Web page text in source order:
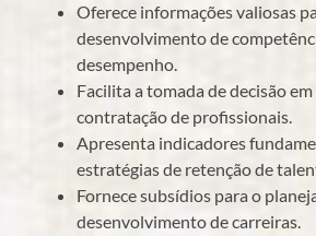
Oferece informações valiosas
desenvolvimento de
desempenho.
Facilita a tomada de decisão em
contratação de profissionais.
Apresenta indicadores
estratégias de retenção de
Fornece subsídios para o
desenvolvimento de carreiras.